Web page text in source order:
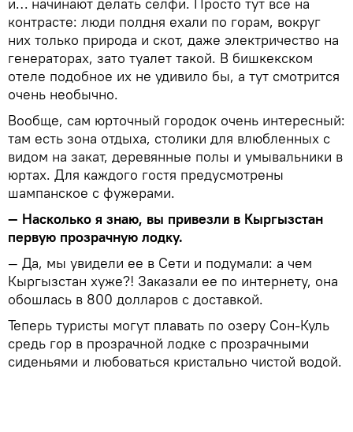
и… начинают делать селфи. Просто тут все на
контрасте: люди полдня ехали по горам, вокруг
них только природа и скот, даже электричество на
генераторах, зато туалет такой. В бишкекском
отеле подобное их не удивило бы, а тут смотрится
очень необычно.
Вообще, сам юрточный городок очень интересный:
там есть зона отдыха, столики для влюбленных с
видом на закат, деревянные полы и умывальники в
юртах. Для каждого гостя предусмотрены
шампанское с фужерами.
— Насколько я знаю, вы привезли в Кыргызстан
первую прозрачную лодку.
— Да, мы увидели ее в Сети и подумали: а чем
Кыргызстан хуже?! Заказали ее по интернету, она
обошлась в 800 долларов с доставкой.
Теперь туристы могут плавать по озеру Сон-Куль
средь гор в прозрачной лодке с прозрачными
сиденьями и любоваться кристально чистой водой.